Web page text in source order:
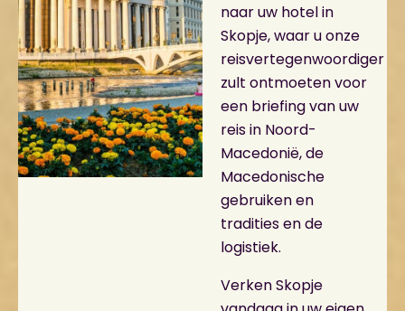
naar uw hotel in
Skopje, waar u onze
reisvertegenwoordiger
zult ontmoeten voor
een briefing van uw
reis in Noord-
Macedonië, de
Macedonische
gebruiken en
tradities en de
logistiek.
Verken Skopje